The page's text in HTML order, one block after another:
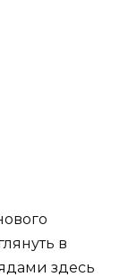
в
здесь